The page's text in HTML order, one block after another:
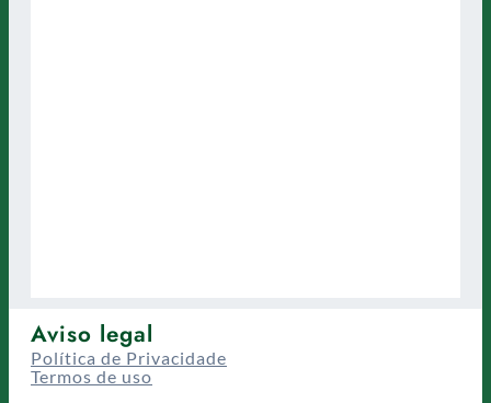
Aviso legal
Política de Privacidade
Termos de uso